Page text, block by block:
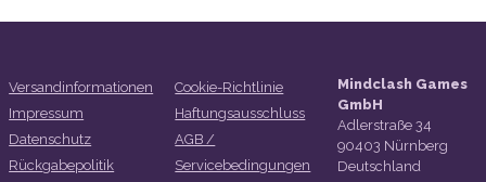
Versandinformationen
Impressum
Datenschutz
Rückgabepolitik
Cookie-Richtlinie
Haftungsausschluss
AGB /
Servicebedingungen
Mindclash Games
GmbH
Adlerstraße 34
90403 Nürnberg
Deutschland